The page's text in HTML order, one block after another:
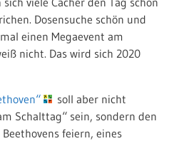
Dosensuche schön und
einen Megaevent am
nicht. Das wird sich 2020
soll aber nicht
Schalttag“ sein, sondern den
feiern, eines